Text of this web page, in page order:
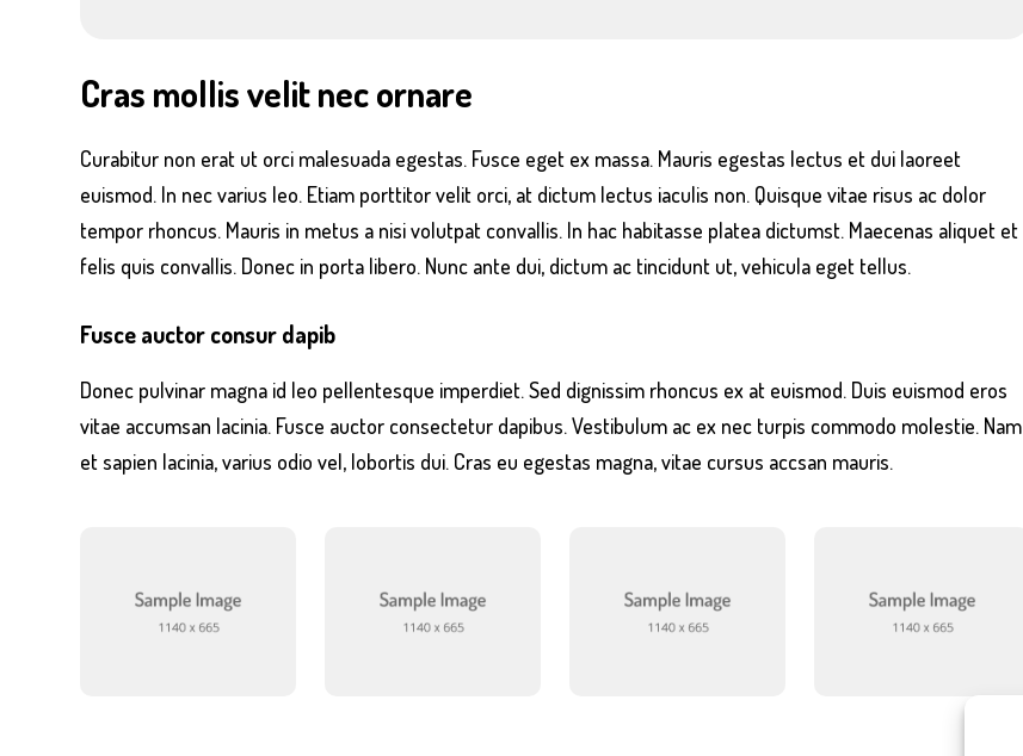
Cras mollis velit nec ornare
Curabitur non erat ut orci malesuada egestas. Fusce eget ex massa. Mauris egestas lectus et dui laoreet
euismod. In nec varius leo. Etiam porttitor velit orci, at dictum lectus iaculis non. Quisque vitae risus ac dolor
tempor rhoncus. Mauris in metus a nisi volutpat convallis. In hac habitasse platea dictumst. Maecenas aliquet et
felis quis convallis. Donec in porta libero. Nunc ante dui, dictum ac tincidunt ut, vehicula eget tellus.
Fusce auctor consur dapib
Donec pulvinar magna id leo pellentesque imperdiet. Sed dignissim rhoncus ex at euismod. Duis euismod eros
vitae accumsan lacinia. Fusce auctor consectetur dapibus. Vestibulum ac ex nec turpis commodo molestie. Nam
et sapien lacinia, varius odio vel, lobortis dui. Cras eu egestas magna, vitae cursus accsan mauris.